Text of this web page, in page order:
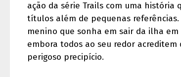
ação da série Trails com uma
títulos além de pequenas
menino que sonha em sair da ilha
embora todos ao seu redor
perigoso precipício.